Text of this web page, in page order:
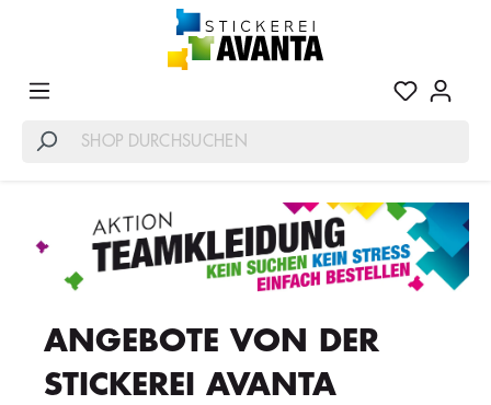
ANGEBOTE VON DER
STICKEREI AVANTA